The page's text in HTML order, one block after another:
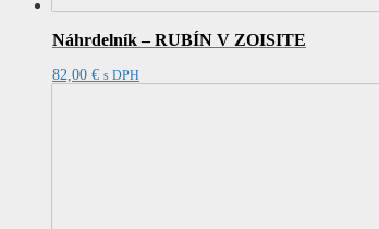
Náhrdelník – RUBÍN V ZOISITE
82,00 € s DPH